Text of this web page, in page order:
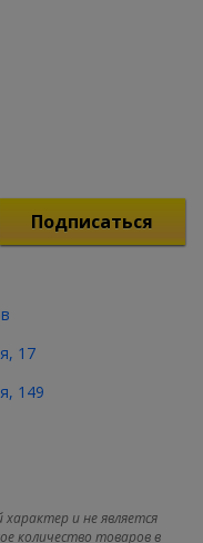
Подписаться
17
149
и не является
количество товаров в